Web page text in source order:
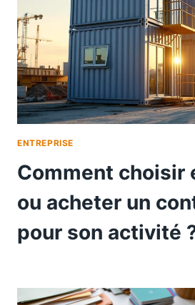
ENTREPRISE
Comment choisir
ou acheter un
pour son activité